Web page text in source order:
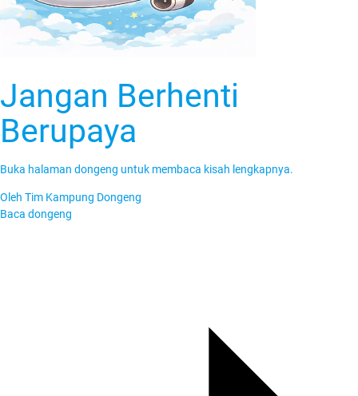
Jangan Berhenti
Berupaya
Buka halaman dongeng untuk membaca kisah lengkapnya.
Oleh Tim Kampung Dongeng
Baca dongeng